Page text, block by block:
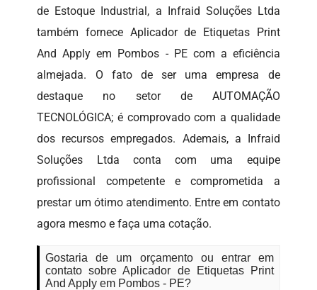
de Estoque Industrial, a Infraid Soluções Ltda
também fornece Aplicador de Etiquetas Print
And Apply em Pombos - PE com a eficiência
almejada. O fato de ser uma empresa de
destaque no setor de AUTOMAÇÃO
TECNOLÓGICA; é comprovado com a qualidade
dos recursos empregados. Ademais, a Infraid
Soluções Ltda conta com uma equipe
profissional competente e comprometida a
prestar um ótimo atendimento. Entre em contato
agora mesmo e faça uma cotação.
Gostaria de um orçamento ou entrar em
contato sobre Aplicador de Etiquetas Print
And Apply em Pombos - PE?